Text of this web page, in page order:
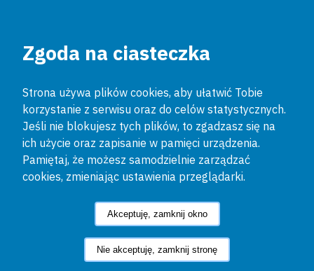
Zgoda na ciasteczka
Strona używa plików cookies, aby ułatwić Tobie
korzystanie z serwisu oraz do celów statystycznych.
Jeśli nie blokujesz tych plików, to zgadzasz się na
ich użycie oraz zapisanie w pamięci urządzenia.
Pamiętaj, że możesz samodzielnie zarządzać
cookies, zmieniając ustawienia przeglądarki.
Akceptuję, zamknij okno
Nie akceptuję, zamknij stronę